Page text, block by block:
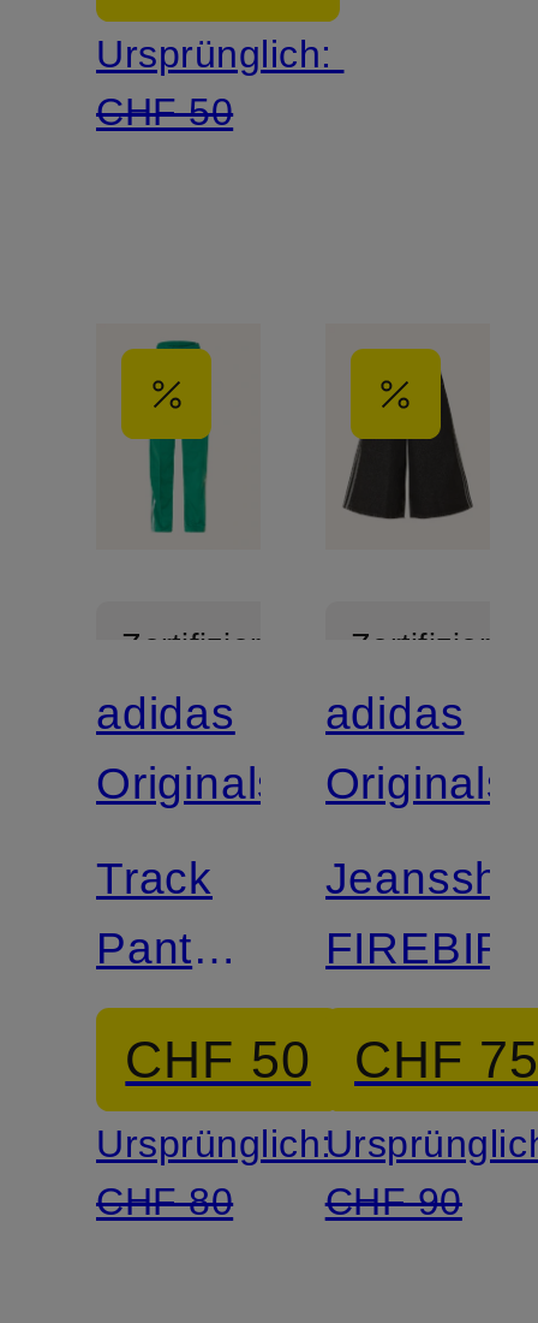
Ursprünglich:
CHF 50
Zertifiziert
adidas
Originals
Track
Pants
FIREBIRD
CHF 50
Ursprünglich:
CHF 80
Zertifiziert
adidas
Originals
CHF
CHF 90